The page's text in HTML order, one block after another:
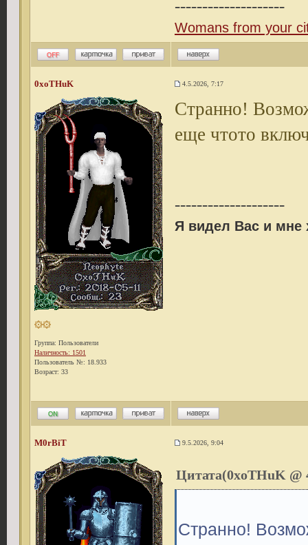
--------------------
Womans from your
0xoTHuK 4.5.2026, 7:17
Группа: Пользователи
Наличность: 1501
Пользователь №: 18.933
Возраст: 33
Странно!
еще чтото
--------------------
Я видел Вас и мне
M0rBiT 9.5.2026, 9:04
Цитата(0xoTHuK @
Странно!